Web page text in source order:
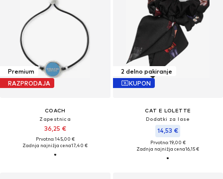
Premium
RAZPRODAJA
COACH
Zapestnica
36,25 €
Prvotno: 145,00 €
Zadnja najnižja cena17,40 €
2 delno pakiranje
KUPON
CAT E LOLETTE
Dodatki za lase
14,53 €
Prvotno: 19,00 €
Zadnja najnižja cena16,15 €